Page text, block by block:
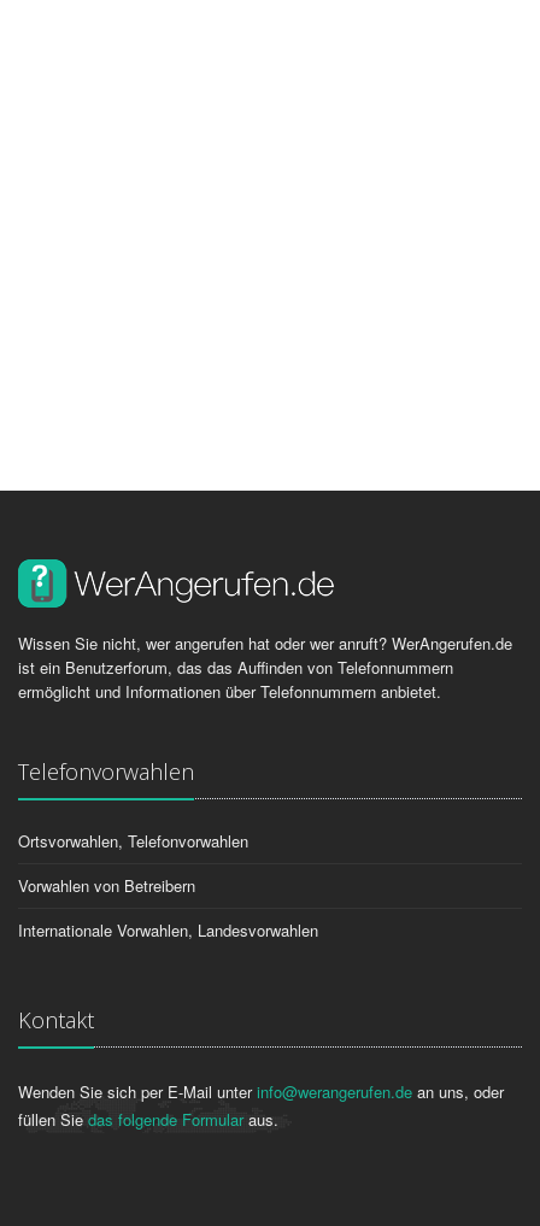
Wissen Sie nicht, wer angerufen hat oder wer anruft? WerAngerufen.de
ist ein Benutzerforum, das das Auffinden von Telefonnummern
ermöglicht und Informationen über Telefonnummern anbietet.
Telefonvorwahlen
Ortsvorwahlen, Telefonvorwahlen
Vorwahlen von Betreibern
Internationale Vorwahlen, Landesvorwahlen
Kontakt
Wenden Sie sich per E-Mail unterinfo@werangerufen.de an uns, oder
füllen Sie das folgende Formularaus.